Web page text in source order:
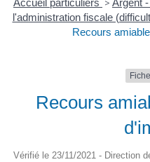
Accueil particuliers > Argent
l'administration fiscale
Recours
Recours
Vérifié le 23/11/2021 - Direction